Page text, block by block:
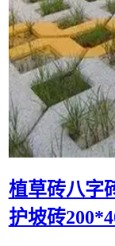
植草砖八字
护坡砖